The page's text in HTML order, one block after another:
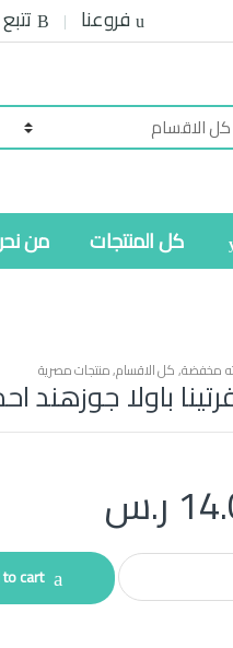
فروعنا
كل المنتجات من
مخفضة,كل الاقسام,منتجات مصرية
باولا جوزهند
ر.س
cart